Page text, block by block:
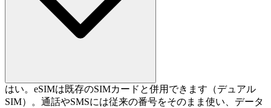
はい。eSIMは既存のSIMカードと併用できます（デュアル
SIM）。通話やSMSには従来の番号をそのまま使い、データ